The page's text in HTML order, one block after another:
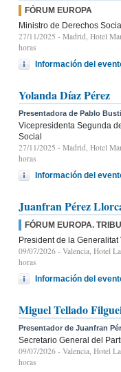
FÓRUM EUROPA
Ministro de Derechos
27/11/2025 - Madrid, Hotel
horas
Información del
Yolanda Díaz Pérez
Presentadora de Pablo
Vicepresidenta Segunda
Social
27/11/2025 - Madrid, Hotel
horas
Información del
Juanfran Pérez
FÓRUM EUROPA.
President de la
09/07/2026 - Valencia, Hotel
horas
Información del
Miguel Tellado
Presentador de Juanfran
Secretario General del
09/07/2026 - Valencia, Hotel
horas